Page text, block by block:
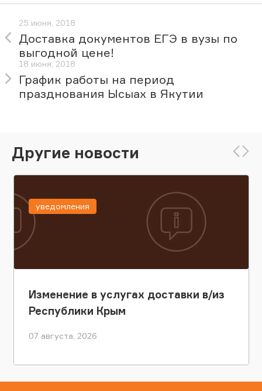
25 июня, 2018
Доставка документов ЕГЭ в вузы по
выгодной цене!
18 июня, 2018
График работы на период
празднования Ысыах в Якутии
Другие новости
Изменение в услугах доставки в/из
Республики Крым
07 августа, 2026
уведомления